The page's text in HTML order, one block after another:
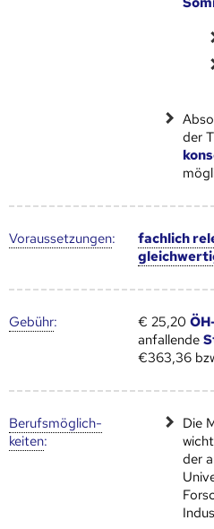
der
Voraus­setzungen:
fachlich
Gebühr: € 25,20
anfallende
€363,36
Berufs­möglich­
keiten:
Die
der